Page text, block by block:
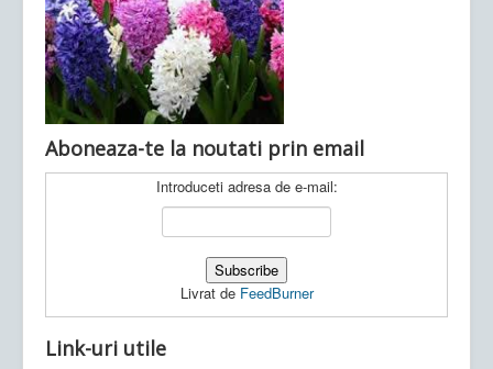
Județean Mehedinți
Aboneaza-te la noutati prin email
Introduceti adresa de e-mail:
Livrat de FeedBurner
Link-uri utile